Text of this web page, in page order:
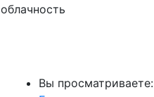
облачность
Вы просматриваете: